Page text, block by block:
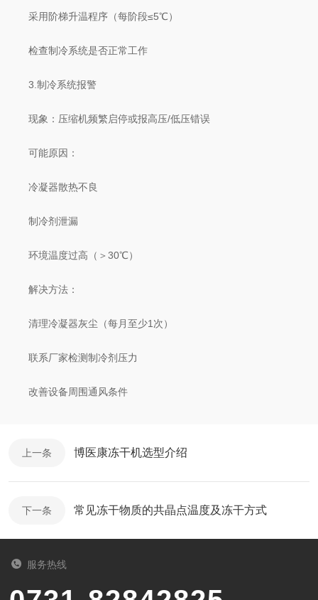
采用阶梯升温程序（每阶段≤5℃）
检查制冷系统是否正常工作
​​3.制冷系统报警​​
​​现象​​：压缩机频繁启停或报高压/低压错误
​​可能原因​​：
冷凝器散热不良
制冷剂泄漏
环境温度过高（＞30℃）
​​解决方法​​：
清理冷凝器灰尘（每月至少1次）
联系厂家检测制冷剂压力
改善设备周围通风条件
上一条 博医康冻干机选型介绍
下一条 常见冻干物质的共晶点温度及冻干方式
服务热线